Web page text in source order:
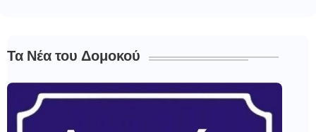
Τα Νέα του Δομοκού